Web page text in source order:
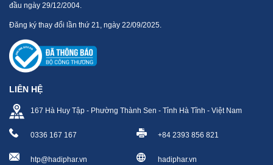
đầu ngày 29/12/2004.
Đăng ký thay đổi lần thứ 21, ngày 22/09/2025.
LIÊN HỆ
167 Hà Huy Tập - Phường Thành Sen - Tỉnh Hà Tĩnh - Việt Nam
0336 167 167 +84 2393 856 821
htp@hadiphar.vn hadiphar.vn